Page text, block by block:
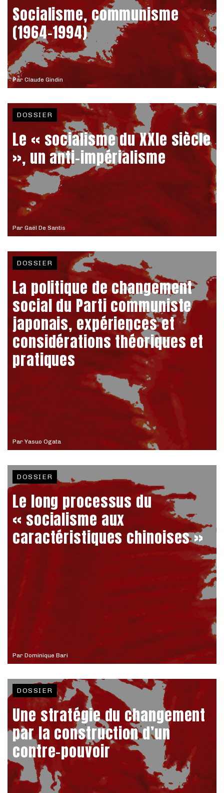
Par Claude Gindin
Socialisme, communisme
(1964-1994)
Par Gaël De Santis
DOSSIER
Le « socialisme du XXIe siècle
», un anti-impérialisme
Par Yasuo Ogata
DOSSIER
La politique de changement
social du Parti communiste
japonais, expériences et
considérations théoriques et
pratiques
Par Dominique Bari
DOSSIER
Le long processus du
« socialisme aux
caractéristiques chinoises »
DOSSIER
Une stratégie du changement
par la construction d’un
contre-pouvoir